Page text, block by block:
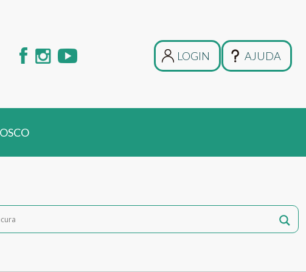
LOGIN AJUDA